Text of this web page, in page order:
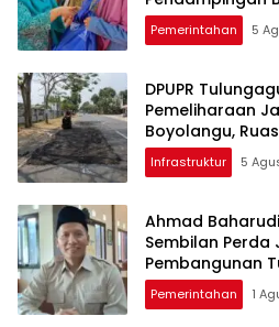
Pemerintahan 5
DPUPR
Pemeliharaan
Boyolangu,
Diperbaiki
Infrastruktur 5
Ahmad
Sembilan Perda
Pembangunan
Pemerintahan 1